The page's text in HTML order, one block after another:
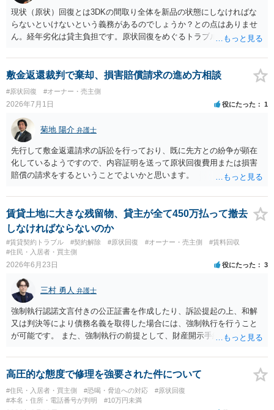
に否定するものではなく、引渡しがされていれば賃貸借の効力は原則
有効とされています。 今後の交渉では、①現在は普通借家契約が継続
しており定期借家への変更に合意していないこと、②貸主側の事情
（誰が所有者で誰が実際に住む予定か等）を具体的に書面で説明して
ほしいこと、③自分たちの居住継続の必要性を丁寧に伝えること、を
基本方針としたうえで、仮に一定時期の退去を検討する場合には、立
退料・引越費用・原状回復費用負担などの条件を明確にした書面を作
成することが重要です。 契約書では、更新条項・解除条項・期間の定
め・定期借家に関する記載の有無、これまでの更新時の合意内容
（「今回で最後」などの文言）が、借主不利な特約として無効になり
得るかどうかも含めて検討ポイントになりますので、署名押印前に内
容を十分に確認し、不明点は弁護士に相談することをおすすめしま
す。
現状（原状）回復とは3DKの間取り全体を新品の状態にしなければな
らないといけないという義務があるのでしょうか？との点はありませ
ん。経年劣化は貸主負担です。原状回復をめぐるトラブルとガイドラ
敷金返還裁判で棄却、損害賠償請求の進め方相談
#原状回復 #オーナー・売主側
2026年7月1日 役にたった 1
菊地 陽介 弁護士
先行して敷金返還請求の訴訟を行っており、既に先方との紛争が顕在
化しているようですので、内容証明を送って原状回復費用または損害
賠償の請求をするということでよいかと思います。
賃貸土地に大きな残留物、貸主が全て450万払って撤去
しなければならないのか
#賃貸契約トラブル #契約解除 #原状回復 #オーナー・売主側
#賃料回収
#住民・入居者・買主側
2026年6月23日 役にたった 3
三村 勇人 弁護士
強制執行認諾文言付きの公正証書を作成したり、訴訟提起の上、和解
又は判決等により債務名義を取得した場合には、強制執行を行うこと
が可能です。 また、強制執行の前提として、財産開示手続や第三者か
っとも、実際に回収できるかは相手方の資力次第です。 そのため、相
手方に差押え可能な財産が存在しない場合には、現実的には回収が困
高圧的な態度で修理を強要された件について
#住民・入居者・買主側 #恐喝・脅迫への対応
#原状回復
#本名・住所・電話番号が判明
#10万円未満